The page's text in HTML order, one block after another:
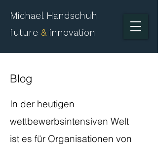
Michael Handschuh
future & innovation
Blog
​In der heutigen
wettbewerbsintensiven Welt
ist es für Organisationen von